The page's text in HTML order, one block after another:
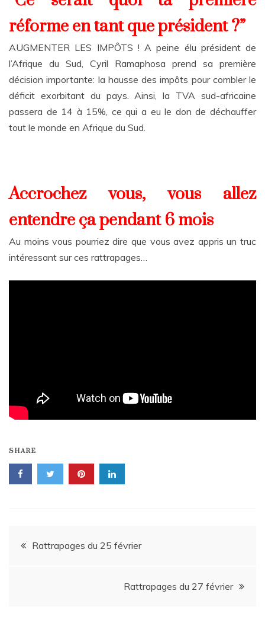
réforme en tant que président ?”
AUGMENTER LES IMPÔTS ! A peine élu président de
l’Afrique du Sud, Cyril Ramaphosa prend sa première
décision importante: la hausse des impôts pour combler le
déficit exorbitant du pays. Ainsi, la TVA sud-africaine
passera de 14 à 15%, ce qui a eu le don de déchauffer
tout le monde en Afrique du Sud.
Accrochez vous, vous allez
entendre ça pendant 6 mois
Au moins vous pourriez dire que vous avez appris un truc
intéressant sur ces rattrapages…
SHARE
Navigation
Rattrapages du 25 février
Rattrapages du 27 février